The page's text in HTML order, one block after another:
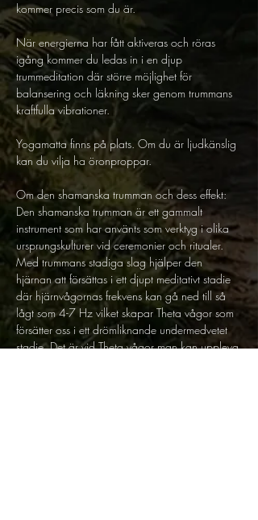
kommer precis som du är.
När energierna har fått aktiveras och röras
igång kommer du ledas in i en djup
trummeditation där större möjlighet för
balansering och läkning sker genom trummans
kraftfulla vibrationer.
Yogamatta finns på plats. Om du är ljudkänslig
kan du vilja ha öronproppar.
Om den shamanska trumman och dess effekt:
Den shamanska trumman är ett gammalt
instrument som har använts som verktyg i olika
ursprungskulturer vid ceremonier och ritualer.
Med trummans stadiga slag hjälper den
hjärnan att försättas i ett djupt meditativt stadie
där hjärnvågornas frekvens kan gå ned till så
lågt som 4-7 Hz vilket skapar Theta vågor som
försätter oss i ett drömliknande undermedvetet
stadie. Det är vid Theta vågor man kan uppleva